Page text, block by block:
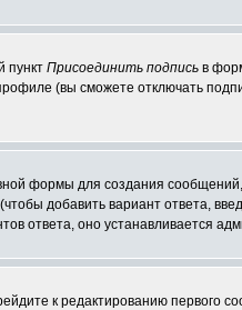
пункт Присоединить подпись в
(вы сможете отключать
формы для создания
добавить вариант ответа,
ответа, оно устанавливается
к редактированию первого